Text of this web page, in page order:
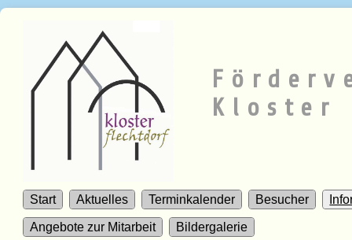
Kloster
Start Aktuelles Terminkalender Besucher
Angebote zur Mitarbeit Bildergalerie